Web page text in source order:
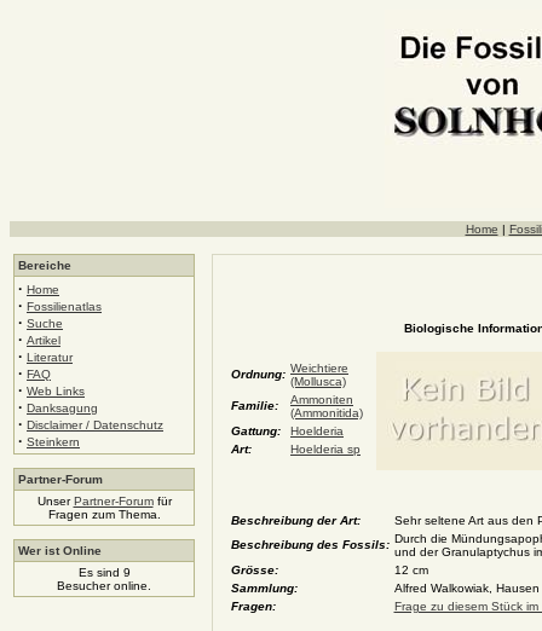
Home |
Bereiche
· Home
· Fossilienatlas
· Suche
· Artikel
· Literatur
· FAQ
· Web Links
· Danksagung
· Disclaimer / Datenschutz
· Steinkern
Partner-Forum
UnserPartner-Forumfür
Fragen zum Thema.
Wer ist Online
Es sind 9
Besucher online.
Biologische
Ordnung: Weichtiere
(Mollusca)
Familie:
Ammoniten
(Ammonitida)
Gattung:
Hoelderia
Art:
Hoelderia sp
Beschreibung der Art:
Sehr seltene Art aus den
Beschreibung des Fossils: Durch die
und der Granulaptychus
Grösse:
12 cm
Sammlung:
Alfred Walkowiak,
Fragen:
Frage zu diesem Stück